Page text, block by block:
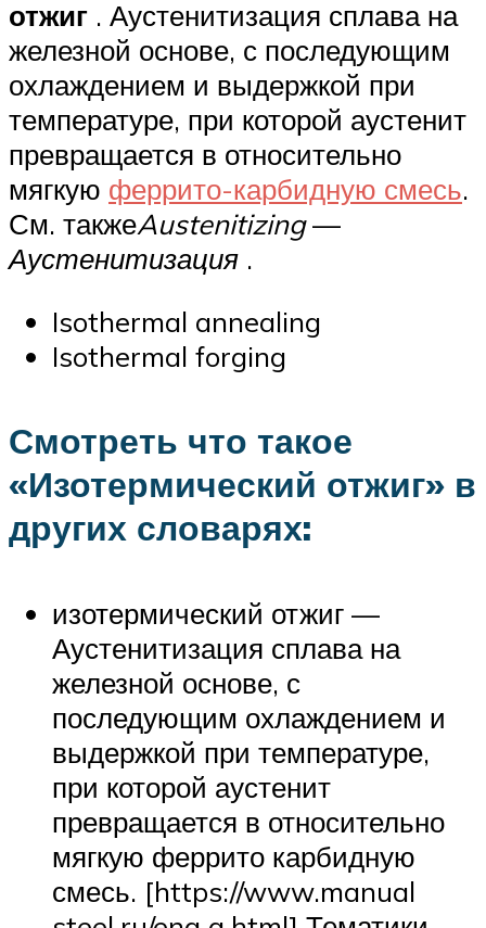
отжиг . Аустенитизация сплава на
железной основе, с последующим
охлаждением и выдержкой при
температуре, при которой аустенит
превращается в относительно
мягкую феррито-карбидную смесь.
См. такжеAustenitizing—
Аустенитизация .
Isothermal annealing
Isothermal forging
Смотреть что такое
«Изотермический отжиг» в
других словарях:
изотермический отжиг —
Аустенитизация сплава на
железной основе, с
последующим охлаждением и
выдержкой при температуре,
при которой аустенит
превращается в относительно
мягкую феррито карбидную
смесь. [https://www.manual